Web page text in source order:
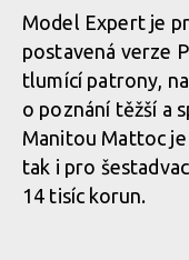
Model Expert je
postavená verze
tlumící patrony,
o poznání těžší a
Manitou Mattoc je
tak i pro
14 tisíc korun.